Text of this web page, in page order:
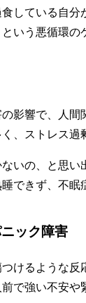
している自分
いう悪循環の
影響で、人間
、ストレス過
いの、と思い
できず、不眠
ック障害
けるような反
で強い不安や